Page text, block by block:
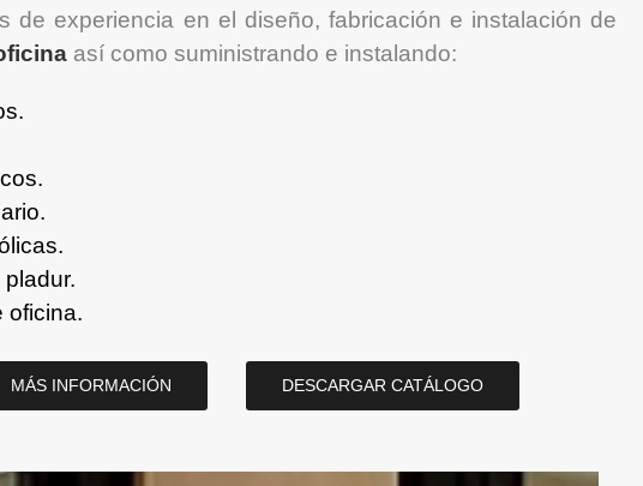
de experiencia en el diseño, fabricación e instalación de
así como suministrando e instalando:
oficina.
MÁS INFORMACIÓN DESCARGAR CATÁLOGO